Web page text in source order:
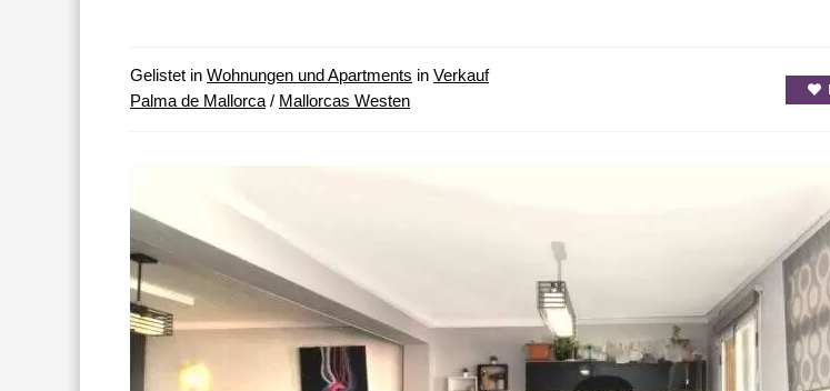
Gelistet in Wohnungen und Apartments in Verkauf
Palma de Mallorca / Mallorcas Westen